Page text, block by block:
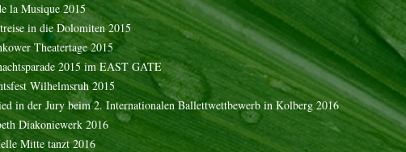
la Musique 2015
in die Dolomiten 2015
Theatertage 2015
2015 im EAST GATE
Wilhelmsruh 2015
in der Jury beim 2. Internationalen Ballettwettbewerb in Kolberg 2016
Diakoniewerk 2016
Mitte tanzt 2016